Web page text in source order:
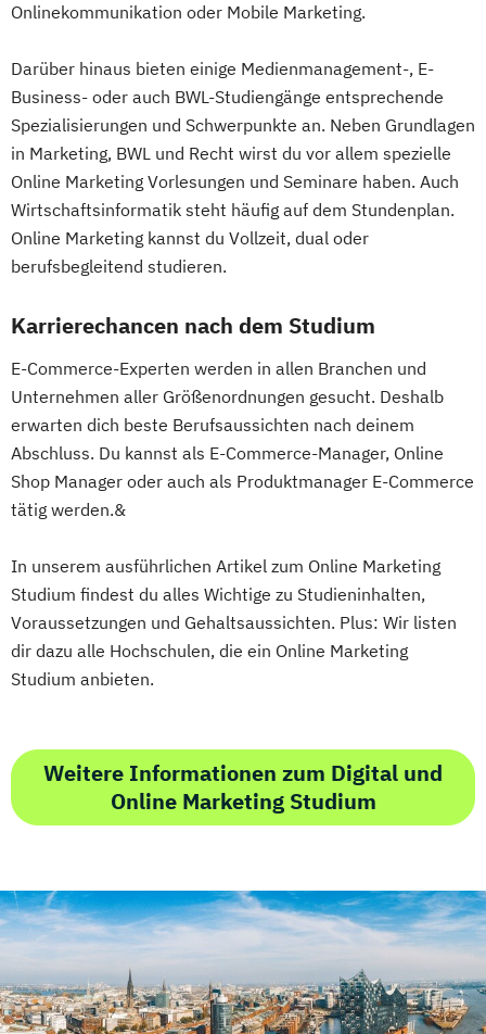
Onlinekommunikation oder Mobile Marketing.
Darüber hinaus bieten einige Medienmanagement-, E-
Business- oder auch BWL-Studiengänge entsprechende
Spezialisierungen und Schwerpunkte an. Neben Grundlagen
in Marketing, BWL und Recht wirst du vor allem spezielle
Online Marketing Vorlesungen und Seminare haben. Auch
Wirtschaftsinformatik steht häufig auf dem Stundenplan.
Online Marketing kannst du Vollzeit, dual oder
berufsbegleitend studieren.
Karrierechancen nach dem Studium
E-Commerce-Experten werden in allen Branchen und
Unternehmen aller Größenordnungen gesucht. Deshalb
erwarten dich beste Berufsaussichten nach deinem
Abschluss. Du kannst als E-Commerce-Manager, Online
Shop Manager oder auch als Produktmanager E-Commerce
tätig werden.&
In unserem ausführlichen Artikel zum Online Marketing
Studium findest du alles Wichtige zu Studieninhalten,
Voraussetzungen und Gehaltsaussichten. Plus: Wir listen
dir dazu alle Hochschulen, die ein Online Marketing
Studium anbieten.
Weitere Informationen zum Digital und
Online Marketing Studium